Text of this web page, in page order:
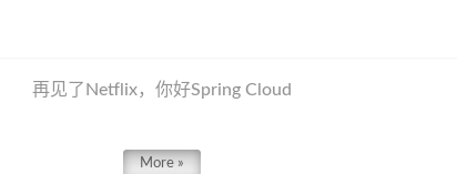
再见了Netflix，你好Spring Cloud
More »